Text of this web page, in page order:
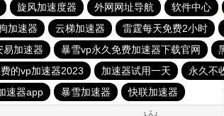
旋风加速度器 外网网址导航 软件中心
加速器 云梯加速器 雷霆每天免费2小时
易加速器 暴雪vp永久免费加速器下载官网
的vp加速器2023 加速器试用一天 永久不
速器app 暴雪加速器 快联加速器